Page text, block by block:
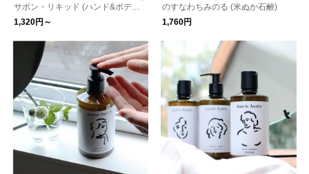
サボン・リキッド (ハンド&ボディ
ソープ)
1,320円～
のすなわちみのる (米ぬか石鹸)
1,760円